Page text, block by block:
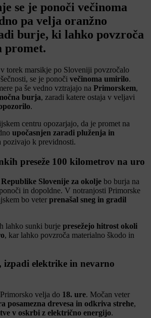
se je ponoči večinoma
pa velja oranžno
burje, ki lahko povzroča
promet.
torek marsikje po Sloveniji povzročalo
se je ponoči večinoma umirilo.
pa še vedno vztrajajo na Primorskem,
burja, zaradi katere ostaja v veljavi
.
centru opozarjajo, da je promet na
upočasnjen zaradi pluženja in
pozivajo k previdnosti.
preseže 100 kilometrov na uro
Slovenije za okolje bo burja na
in dopoldne. V notranjosti Primorske
bo veter prenašal sneg in gradil
lahko sunki burje presežejo hitrost okoli
, kar lahko povzroča materialno škodo in
izpadi elektrike in nevarno
velja do 18. ure. Močan veter
posamezna drevesa in odkriva strehe,
v oskrbi z električno energijo.